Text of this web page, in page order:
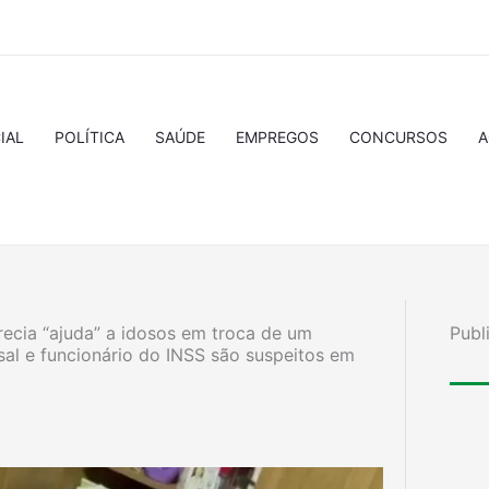
POLÍTICA SAÚDE EMPREGOS CONCURSOS
“ajuda” a idosos em troca de um
e funcionário do INSS são suspeitos em